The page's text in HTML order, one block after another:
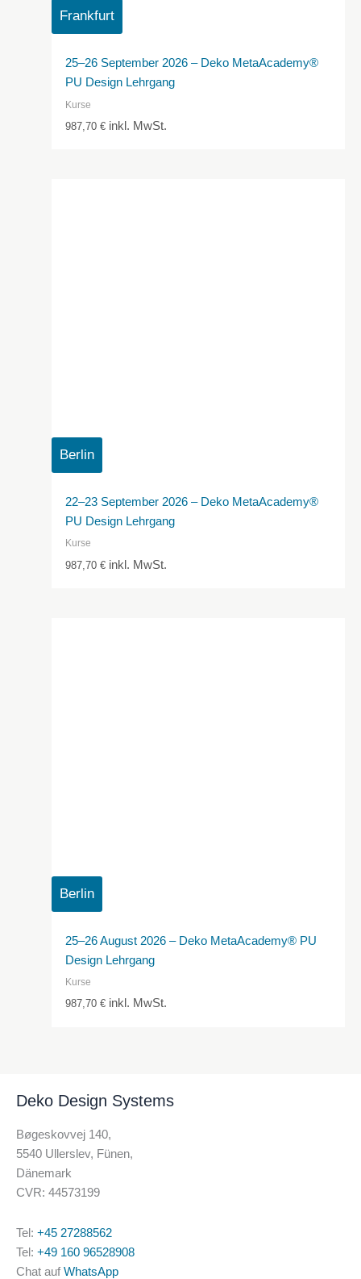
Frankfurt
25–26 September 2026 – Deko MetaAcademy®
PU Design Lehrgang
Kurse
987,70€ inkl. MwSt.
Berlin
22–23 September 2026 – Deko MetaAcademy®
PU Design Lehrgang
Kurse
987,70€ inkl. MwSt.
Berlin
25–26 August 2026 – Deko MetaAcademy® PU
Design Lehrgang
Kurse
987,70€ inkl. MwSt.
Deko Design Systems
Bøgeskovvej 140,
5540 Ullerslev, Fünen,
Dänemark
CVR: 44573199
Tel: +45 27288562
Tel: +49 160 96528908
Chat auf WhatsApp